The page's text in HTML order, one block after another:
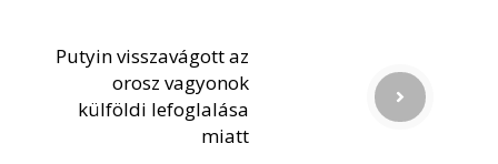
Putyin visszavágott az
orosz vagyonok
külföldi lefoglalása
miatt